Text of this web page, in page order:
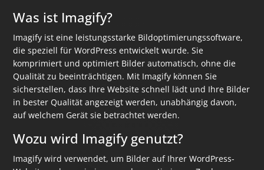
Was ist Imagify?
Imagify ist eine leistungsstarke Bildoptimierungssoftware,
die speziell für WordPress entwickelt wurde. Sie
komprimiert und optimiert Bilder automatisch, ohne die
Qualität zu beeinträchtigen. Mit Imagify können Sie
sicherstellen, dass Ihre Website schnell lädt und Ihre Bilder
in bester Qualität angezeigt werden, unabhängig davon,
auf welchem Gerät sie betrachtet werden.
Wozu wird Imagify genutzt?
Imagify wird verwendet, um Bilder auf Ihrer WordPress-